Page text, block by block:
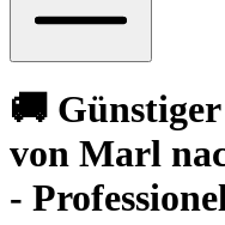
🚚
von Marl
-